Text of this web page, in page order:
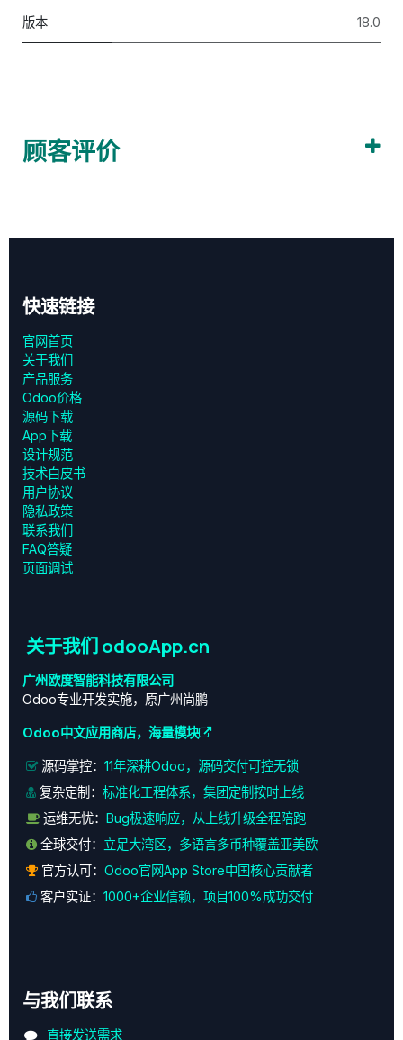
版本 18.0
顾客评价
快速链接
官网首页
关于我们
产品服务
Odoo价格
源码下载
App下载
设计规范
技术白皮书
用户协议
‎隐私政策‎
联系我们
FAQ答疑
页面调试
关于我们 odooApp.cn
广州欧度智能科技有限公司
Odoo专业开发实施，原广州尚鹏
Odoo中文应用商店，海量模块
源码掌控： 11年深耕Odoo，源码交付可控无锁
复杂定制： 标准化工程体系，集团定制按时上线
运维无忧： Bug极速响应，从上线升级全程陪跑
全球交付： 立足大湾区，多语言多币种覆盖亚美欧
官方认可： Odoo官网App Store中国核心贡献者
客户实证： 1000+企业信赖，项目100%成功交付
与我们联系
直接发送需求